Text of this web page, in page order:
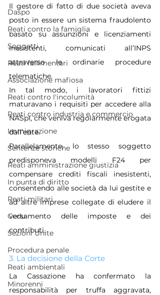
Daspo
Reati contro la famiglia
Soggetti
Reati fallimentari
Associazione mafiosa
Reati contro l'incolumità
Reati contro industria e commercio
Immigrazione
Sentenze storiche
Reati amministrazione giustizia
In punta di diritto
Reati militari
Cedu
Sezioni Unite
Procedura penale
Reati ambientali
Minorenni
Il gestore di fatto di due società aveva
posto in essere un sistema fraudolento
basato su assunzioni e licenziamenti
inesistenti, comunicati all’INPS
attraverso le ordinarie procedure
telematiche.
In tal modo, i lavoratori fittizi
maturavano i requisiti per accedere alla
NASpI, che veniva regolarmente erogata
dall’ente.
Parallelamente, lo stesso soggetto
predisponeva modelli F24 per
compensare crediti fiscali inesistenti,
consentendo alle società da lui gestite e
ad altre imprese collegate di eludere il
versamento delle imposte e dei
contributi.
3. La decisione della Corte
La Cassazione ha confermato la
responsabilità per truffa aggravata,